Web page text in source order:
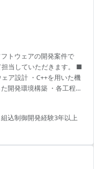
トウェアの開発案件で
当していただきます。 ■
ア設計 ・C++を用いた機
開発環境構築 ・各工程に
込制御開発経験3年以上